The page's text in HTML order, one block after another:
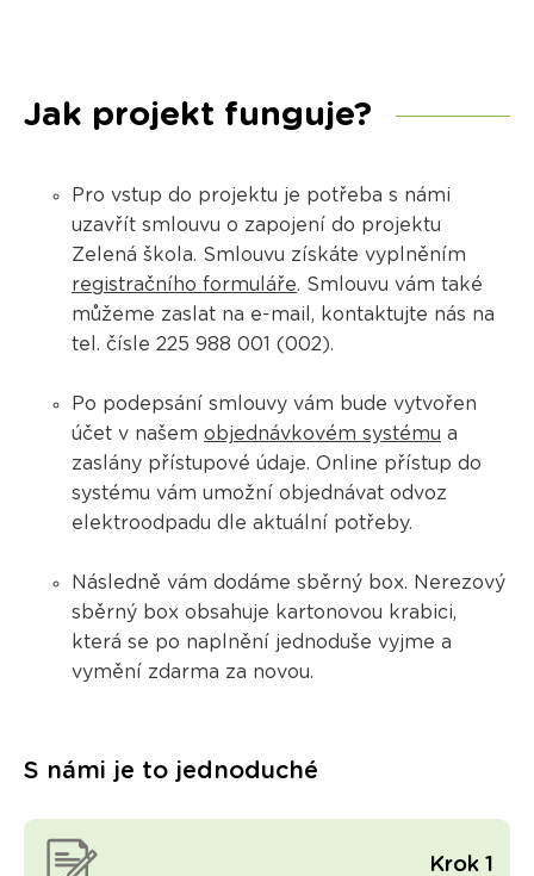
Jak projekt funguje?
Pro vstup do projektu je potřeba s námi
uzavřít smlouvu o zapojení do projektu
Zelená škola. Smlouvu získáte vyplněním
registračního formuláře. Smlouvu vám také
můžeme zaslat na e-mail, kontaktujte nás na
tel. čísle 225 988 001 (002).
​​​​​​Po podepsání smlouvy vám bude vytvořen
účet v našem objednávkovém systému a
zaslány přístupové údaje. Online přístup do
systému vám umožní objednávat odvoz
elektroodpadu dle aktuální potřeby.
Následně vám dodáme sběrný box. Nerezový
sběrný box obsahuje kartonovou krabici,
která se po naplnění jednoduše vyjme a
vymění zdarma za novou.
S námi je to jednoduché
Krok 1